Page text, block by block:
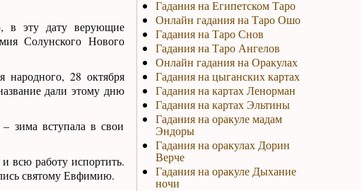
в эту дату верующие
Солунского Нового
народного, 28 октября
дали этому дню
зима вступала в свои
и всю работу испортить.
святому Евфимию.
Гадания на Египетском Таро
Онлайн гадания на Таро Ошо
Гадания на Таро Снов
Гадания на Таро Ангелов
Онлайн гадания на Оракулах
Гадания на цыганских картах
Гадания на картах Ленорман
Гадания на картах Эльтины
Гадания на оракуле мадам
Эндоры
Гадания на оракулах Дорин
Верче
Гадания на оракуле Дыхание
ночи